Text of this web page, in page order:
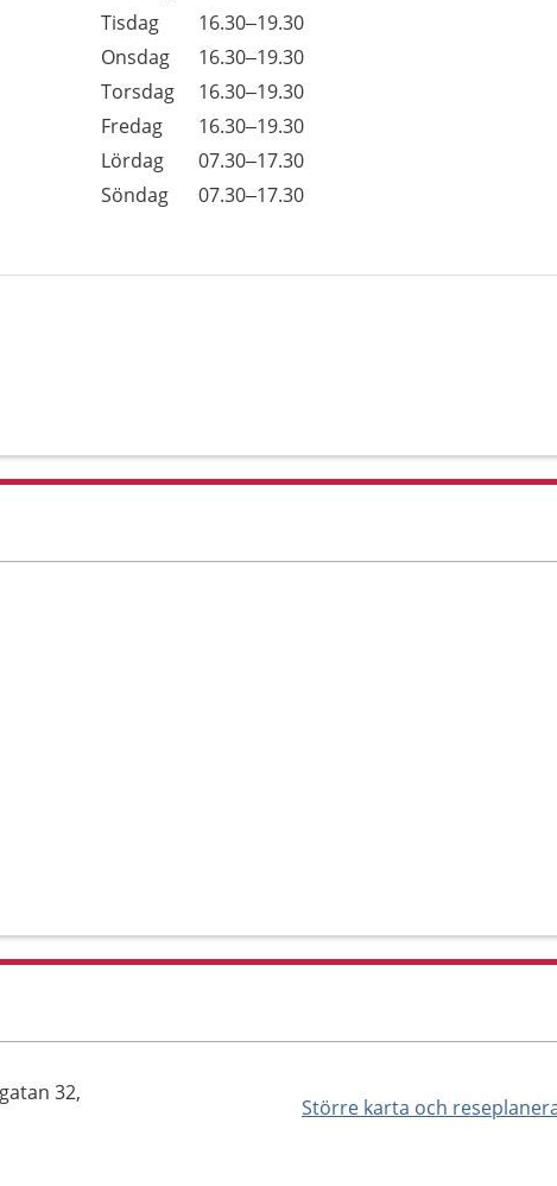
Tisdag
16.30–19.30
Onsdag
16.30–19.30
Torsdag
16.30–19.30
Fredag
16.30–19.30
Lördag
07.30–17.30
Söndag
07.30–17.30
Större karta och
32,